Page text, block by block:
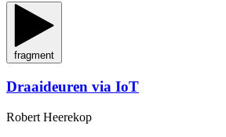
fragment
Draaideuren via IoT
Robert Heerekop